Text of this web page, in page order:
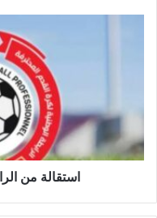
استقالة من